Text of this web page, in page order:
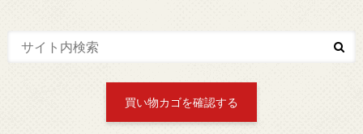
買い物カゴを確認する